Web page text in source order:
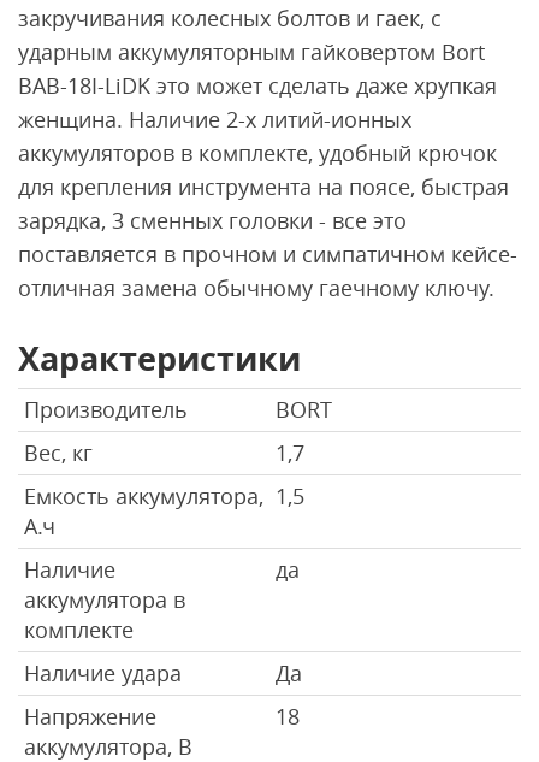
закручивания колесных болтов и гаек, с
ударным аккумуляторным гайковертом Bort
BAB-18I-LiDK это может сделать даже хрупкая
женщина. Наличие 2-х литий-ионных
аккумуляторов в комплекте, удобный крючок
для крепления инструмента на поясе, быстрая
зарядка, 3 сменных головки - все это
поставляется в прочном и симпатичном кейсе-
отличная замена обычному гаечному ключу.
Характеристики
Производитель
BORT
Вес, кг
1,7
Емкость аккумулятора,
А.ч
1,5
Наличие
аккумулятора в
комплекте
да
Наличие удара
Да
Напряжение
аккумулятора, В
18